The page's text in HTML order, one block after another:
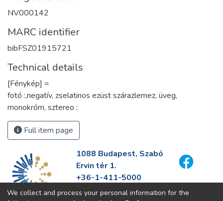
NV000142
MARC identifier
bibFSZ01915721
Technical details
[Fénykép] =
fotó :,negatív, zselatinos ezüst szárazlemez, üveg,
monokróm, sztereo ;
Full item page
1088 Budapest, Szabó
Ervin tér 1.
+36-1-411-5000
info@fszek.hu
We collect and process your personal information for the